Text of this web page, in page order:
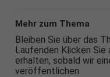
Mehr zum Thema
Bleiben Sie über das
Laufenden Klicken Sie
erhalten, sobald wir
veröffentlichen